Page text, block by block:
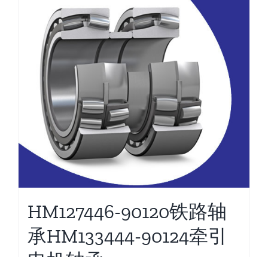
HM127446-90120铁路轴
承HM133444-90124牵引